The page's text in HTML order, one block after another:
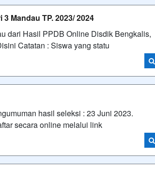
Mandau TP. 2023/ 2024
dari Hasil PPDB Online Disdik Bengkalis,
Catatan : Siswa yang statu
hasil seleksi : 23 Juni 2023.
secara online melalui link